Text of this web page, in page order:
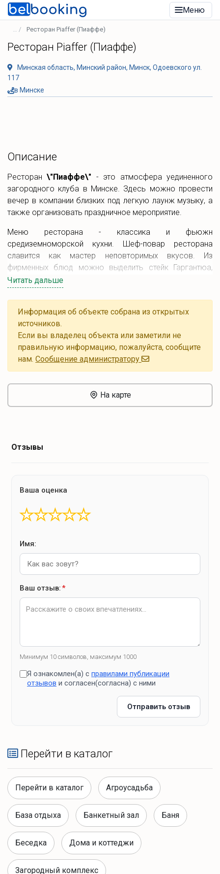
Меню
Ресторан Piaffer (Пиаффе)
Ресторан Piaffer (Пиаффе)
Минская область, Минский район, Минск, Одоевского ул.
117
в Минске
Описание
Ресторан\"Пиаффе\" - это атмосфера уединенного
загородного клуба в Минске. Здесь можно провести
вечер в компании близких под легкую лаунж музыку, а
также организовать праздничное мероприятие.
Меню ресторана - классика и фьюжн
средиземноморской кухни. Шеф-повар ресторана
славится как мастер неповторимых вкусов. Из
фирменных блюд можно выделить стейк Гаргантюа,
фуа-гра, утку с имбирно-медовом соусе, розового
тунца. Из десертов оценили клубничную татингрушу и
горячий флан. Также в ресторане представлена
широкая винная карта.
В ресторане\"Пиаффе\"работает Wi-Fi. Имеется
парковка.
Читать дальше
Информация об объекте собрана из открытых
источников.
Если вы владелец объекта или заметили не
правильную информацию, пожалуйста, сообщите
нам. Cообщение администратору
На карте
Отзывы
Ваша оценка
★
★
★
★
★
Имя:
Ваш отзыв:*
Минимум 10 символов, максимум 1000
Я ознакомлен(а) с правилами публикации
отзывов и согласен(согласна) с ними
Отправить отзыв
Перейти в каталог
Перейти в каталог Агроусадьба
База отдыха Банкетный зал Баня
Беседка Дома и коттеджи
Загородный комплекс